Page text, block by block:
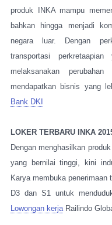
produk INKA mampu
bahkan hingga menjadi
negara luar. Dengan
transportasi
melaksanakan
mendapatkan bisnis yang
Bank DKI
LOKER TERBARU INKA
Dengan menghasilkan
yang bernilai tinggi, kini
Karya membuka penerimaan
D3 dan S1 untuk
Lowongan kerjaRailindo